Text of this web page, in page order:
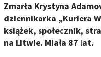
Zmarła Krystyna
dziennikarka „Kuriera
książek, społecznik,
na Litwie. Miała 87 lat.